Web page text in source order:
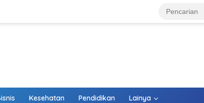
Kesehatan Pendidikan Lainya